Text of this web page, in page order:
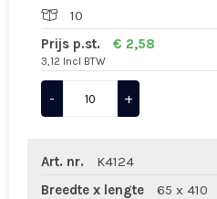
10
Prijs p.st.
€ 2,58
3,12 Incl BTW
- +
Art. nr.
K4124
Breedte x lengte
65 x 410